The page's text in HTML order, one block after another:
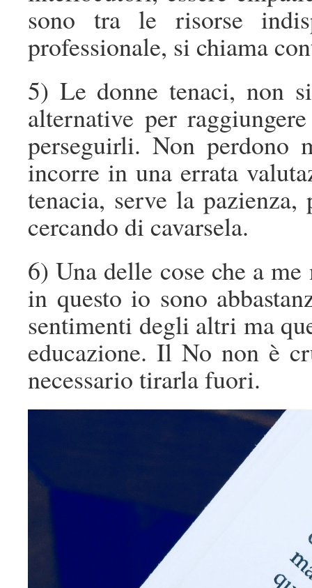
sono tra le risorse
professionale, si chiama
5) Le donne tenaci, non
alternative per
perseguirli. Non perdono
incorre in una errata
tenacia, serve la
cercando di cavarsela.
6) Una delle cose che a
in questo io sono
sentimenti degli altri ma
educazione. Il No non è
necessario tirarla fuori.